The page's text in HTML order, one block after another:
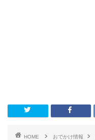
HOME おでかけ情報